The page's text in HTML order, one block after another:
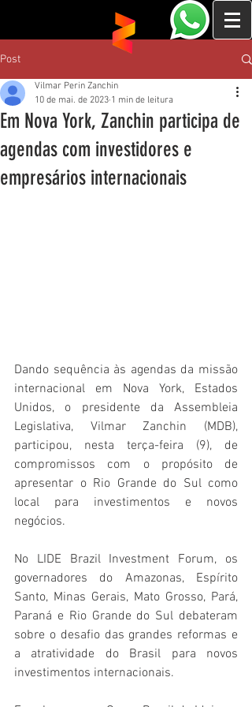
Post
Em Nova York, Zanchin participa de
agendas com investidores e
empresários internacionais
Vilmar Perin Zanchin
10 de mai. de 2023 1 min de leitura
Dando sequência às agendas da missão
internacional em Nova York, Estados
Unidos, o presidente da Assembleia
Legislativa, Vilmar Zanchin (MDB),
participou, nesta terça-feira (9), de
compromissos com o propósito de
apresentar o Rio Grande do Sul como
local para investimentos e novos
negócios.
No LIDE Brazil Investment Forum, os
governadores do Amazonas, Espírito
Santo, Minas Gerais, Mato Grosso, Pará,
Paraná e Rio Grande do Sul debateram
sobre o desafio das grandes reformas e
a atratividade do Brasil para novos
investimentos internacionais.